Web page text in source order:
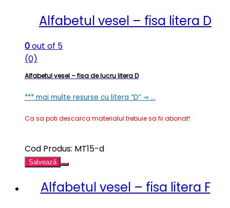
Alfabetul vesel – fisa litera D
0out of 5
(0)
Alfabetul vesel – fisa de lucru litera D
*** mai multe resurse cu litera “D” ⇒ …
Ca sa poti descarca materialul trebuie sa fii abonat!
Cod Produs: MT15-d
Salvează
Alfabetul vesel – fisa litera F